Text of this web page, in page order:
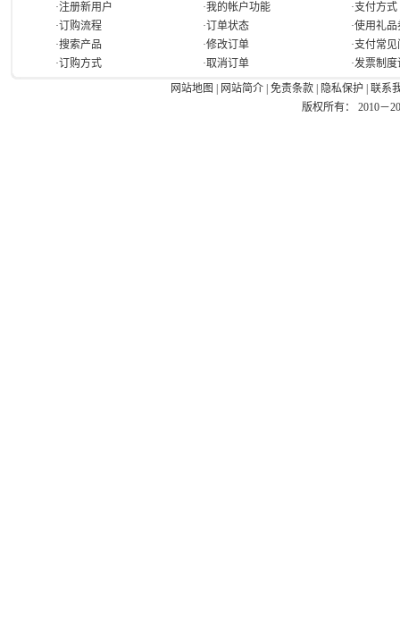
·注册新用户
·订购流程
·搜索产品
·订购方式
·我的帐户功能
·订单状态
·修改订单
·取消订单
·支付方式
·使用礼品
·支付常
·发票制
网站地图
网站简介 免责条款 隐私保护
联系
版权所有： 2010－